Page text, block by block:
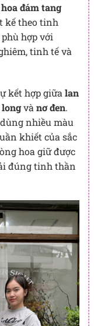
đám tang
kế theo tinh
hợp với
tinh tế và
kết hợp giữa lan
và nơ đen.
nhiều màu
khiết của sắc
hoa giữ được
đúng tinh thần